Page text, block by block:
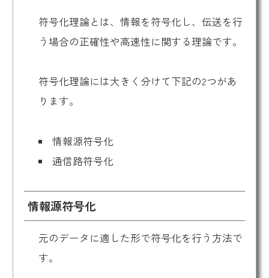
符号化理論とは、情報を符号化し、伝送を行
う場合の正確性や高速性に関する理論です。
符号化理論には大きく分けて下記の2つがあ
ります。
情報源符号化
通信路符号化
情報源符号化
元のデータに適した形で符号化を行う方法で
す。